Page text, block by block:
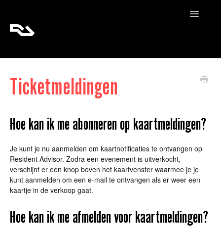
Toggle
RA Pro
Ticketmeldingen
Hoe kan ik me abonneren op kaartmeldingen?
Je kunt je nu aanmelden om kaartnotificaties te ontvangen op
Resident Advisor. Zodra een evenement is uitverkocht,
verschijnt er een knop boven het kaartvenster waarmee je je
kunt aanmelden om een e-mail te ontvangen als er weer een
kaartje in de verkoop gaat.
Hoe kan ik me afmelden voor kaartmeldingen?